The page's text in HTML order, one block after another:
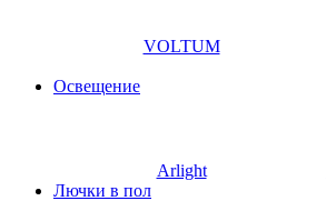
VOLTUM
Освещение
Arlight
Лючки в пол